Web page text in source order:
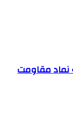
نماد مقاومت